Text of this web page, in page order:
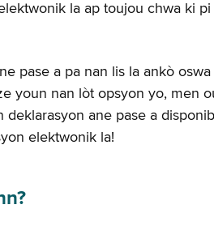
la ap toujou chwa ki
pase a pa nan lis la ankò
youn nan lòt opsyon yo, men
ane pase a
elektwonik la!